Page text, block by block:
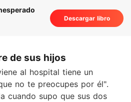
Descargar libro
de sus hijos
al hospital tiene un
no te preocupes por él".
cuando supo que sus dos